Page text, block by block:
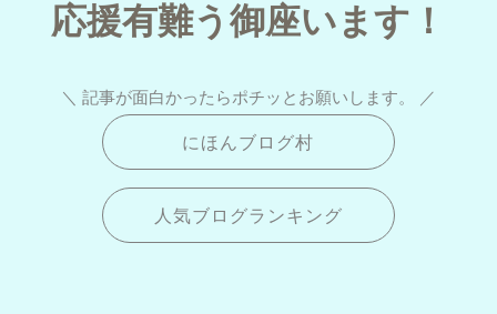
応援有難う御座います！
＼ 記事が面白かったらポチッとお願いします。 ／
にほんブログ村
人気ブログランキング